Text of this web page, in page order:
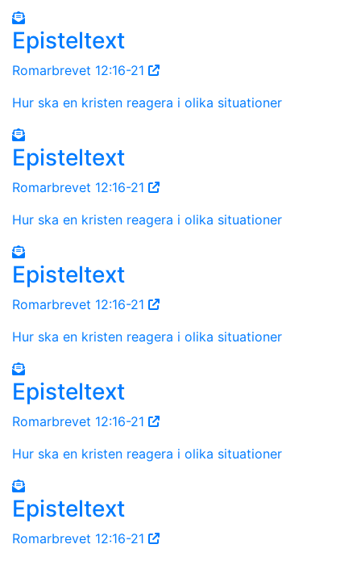
Episteltext
Romarbrevet 12:16-21
Hur ska en kristen reagera i olika situationer
Episteltext
Romarbrevet 12:16-21
Hur ska en kristen reagera i olika situationer
Episteltext
Romarbrevet 12:16-21
Hur ska en kristen reagera i olika situationer
Episteltext
Romarbrevet 12:16-21
Hur ska en kristen reagera i olika situationer
Episteltext
Romarbrevet 12:16-21